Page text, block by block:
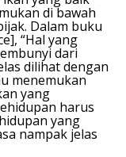
di bawah
Dalam buku
“Hal yang
dari
dilihat dengan
menemukan
yang
harus
yang
nampak jelas